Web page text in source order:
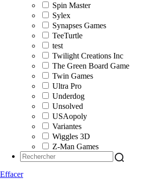
Spin Master
Sylex
Synapses Games
TeeTurtle
test
Twilight Creations Inc
The Green Board Game
Twin Games
Ultra Pro
Underdog
Unsolved
USAopoly
Variantes
Wiggles 3D
Z-Man Games
Effacer